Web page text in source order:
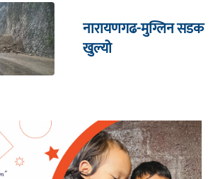
नारायणगढ-मुग्लिन सडक
खुल्यो